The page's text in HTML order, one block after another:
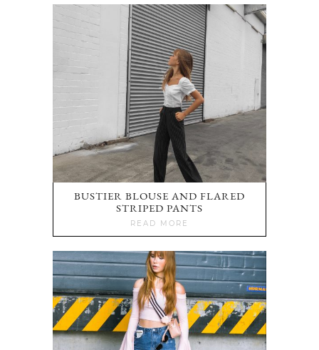
BUSTIER BLOUSE AND FLARED
STRIPED PANTS
READ MORE